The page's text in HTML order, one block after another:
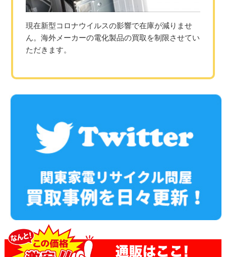
現在新型コロナウイルスの影響で在庫が減りませ
ん。海外メーカーの電化製品の買取を制限させてい
ただきます。